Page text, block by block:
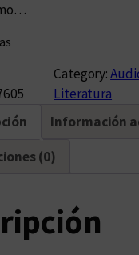
Category:
Literatura
Información
(0)